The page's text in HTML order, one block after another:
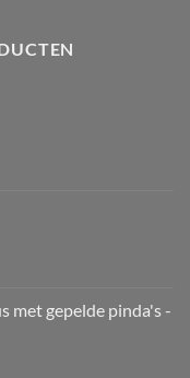
met gepelde pinda's -